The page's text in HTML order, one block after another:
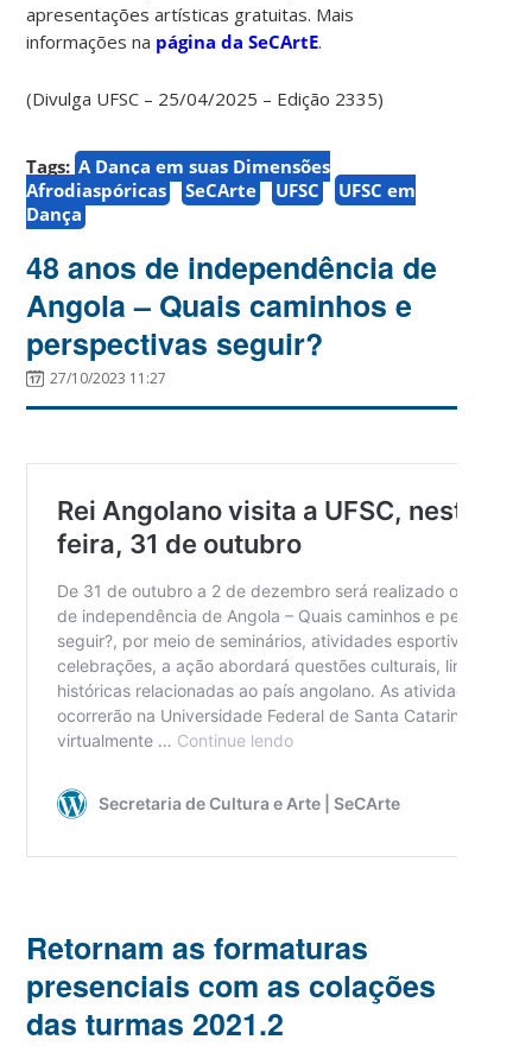
apresentações artísticas gratuitas. Mais
informações na página da SeCArtE.
(Divulga UFSC – 25/04/2025 – Edição 2335)
Tags: A Dança em suas Dimensões
Afrodiaspóricas
SeCArte UFSC
UFSC em
Dança
48 anos de independência de
Angola – Quais caminhos e
perspectivas seguir?
27/10/2023 11:27
Retornam as formaturas
presenciais com as colações
das turmas 2021.2